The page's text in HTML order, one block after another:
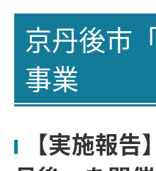
京丹後市
事業
【実施報